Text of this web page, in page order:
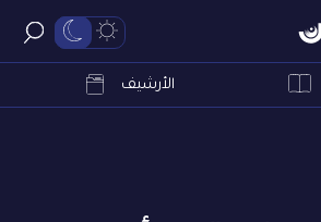
الأرشيف